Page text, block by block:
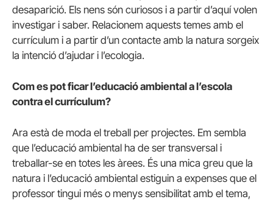
desaparició. Els nens són curiosos i a partir d’aquí volen
investigar i saber. Relacionem aquests temes amb el
currículum i a partir d’un contacte amb la natura sorgeix
la intenció d’ajudar i l’ecologia.
Com es pot ficar l’educació ambiental a l’escola
contra el currículum?
Ara està de moda el treball per projectes. Em sembla
que l’educació ambiental ha de ser transversal i
treballar-se en totes les àrees. És una mica greu que la
natura i l’educació ambiental estiguin a expenses que el
professor tingui més o menys sensibilitat amb el tema,